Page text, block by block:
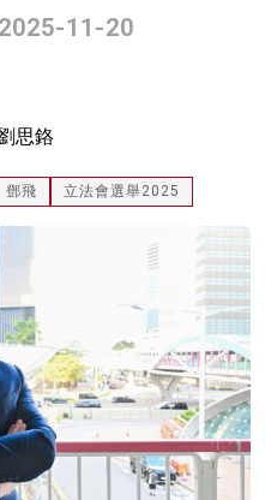
11-20
思鉻
鄧飛 立法會選舉2025